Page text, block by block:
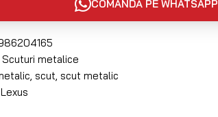
COMANDĂ PE WHATSAPP
Scuturi metalice
, scut, scut metalic
Lexus